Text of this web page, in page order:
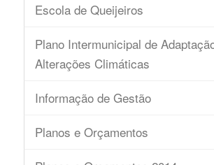
Escola de Queijeiros
Plano Intermunicipal de
Alterações Climáticas
Informação de Gestão
Planos e Orçamentos